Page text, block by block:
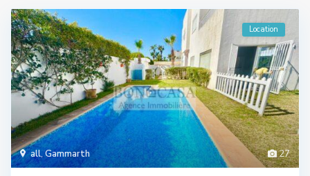
27
all,Gammarth
Location